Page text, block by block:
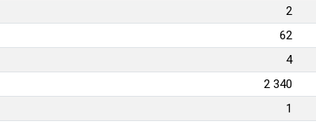
2
62
4
2 340
1